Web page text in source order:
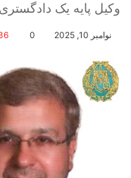
وکیل پایه یک دادگستری
نوامبر 10, 2025 0